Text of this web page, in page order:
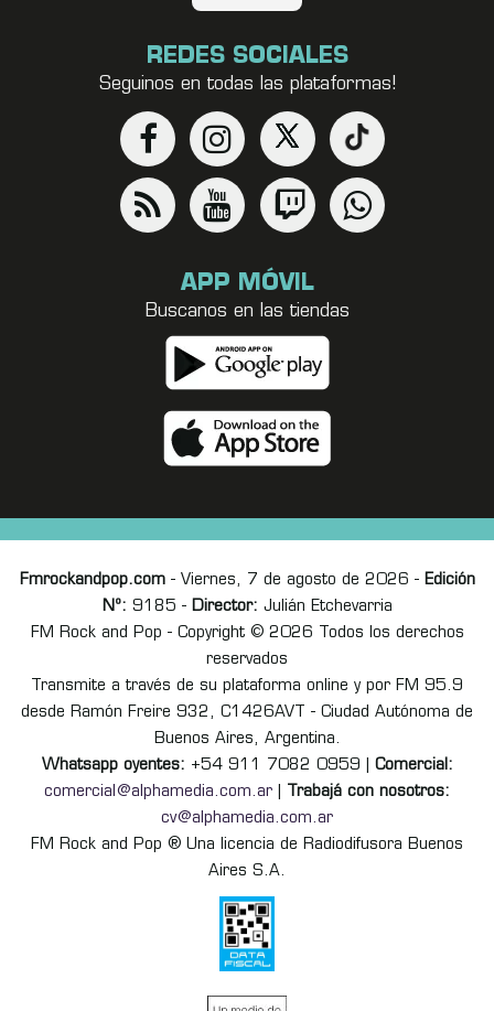
REDES SOCIALES
Seguinos en todas las plataformas!
APP MÓVIL
Buscanos en las tiendas
Fmrockandpop.com- Viernes, 7 de agosto de 2026 - Edición
Nº: 9185 - Director: Julián Etchevarria
FM Rock and Pop - Copyright © 2026 Todos los derechos
reservados
Transmite a través de su plataforma online y por FM 95.9
desde Ramón Freire 932, C1426AVT - Ciudad Autónoma de
Buenos Aires, Argentina.
Whatsapp oyentes: +54 911 7082 0959 | Comercial:
comercial@alphamedia.com.ar
Trabajá con nosotros:
cv@alphamedia.com.ar
FM Rock and Pop ® Una licencia de Radiodifusora Buenos
Aires S.A.